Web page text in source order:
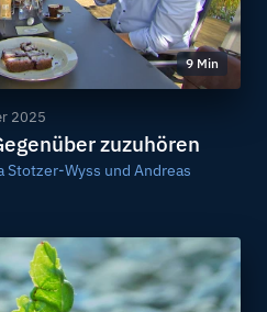
9 Min
2025
zuzuhören
Stotzer-Wyss und Andreas